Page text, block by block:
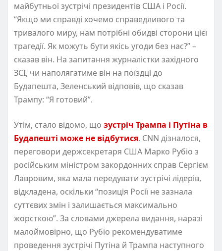
майбутньої зустрічі президентів США і Росії.
“Якщо ми справді хочемо справедливого та
тривалого миру, нам потрібні обидві сторони цієї
трагедії. Як можуть бути якісь угоди без нас?” –
сказав він. На запитання журналістки західного
ЗСІ, чи наполягатиме він на поїздці до
Будапешта, Зеленський відповів, що сказав
Трампу: “Я готовий”.
Утім, стало відомо, що зустріч Трампа і Путіна в
Будапешті може не відбутися. CNN дізналося,
переговори держсекретаря США Марко Рубіо з
російським міністром закордонних справ Сергієм
Лавровим, яка мала передувати зустрічі лідерів,
відкладена, оскільки “позиція Росії не зазнала
суттєвих змін і залишається максимально
жорсткою”. За словами джерела видання, наразі
малоймовірно, що Рубіо рекомендуватиме
проведення зустрічі Путіна й Трампа наступного